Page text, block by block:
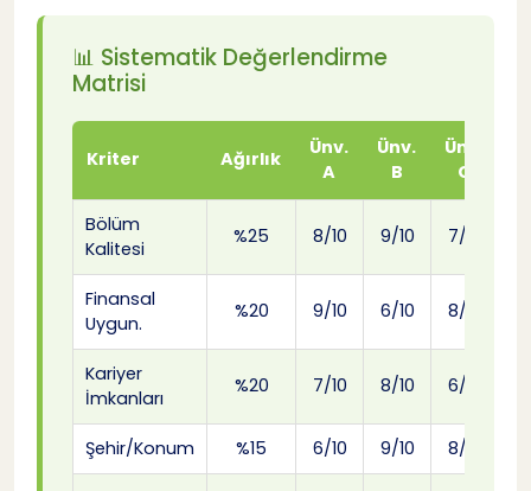
📊 Sistematik Değerlendirme
Matrisi
Kriter Ağırlık
Ünv.
A
Ünv.
B
Ünv.
C
Bölüm
Kalitesi
%25 8/10 9/10 7/10
Finansal
Uygun.
%20 9/10 6/10 8/10
Kariyer
İmkanları
%20 7/10 8/10 6/10
Şehir/Konum %15 6/10 9/10 8/10